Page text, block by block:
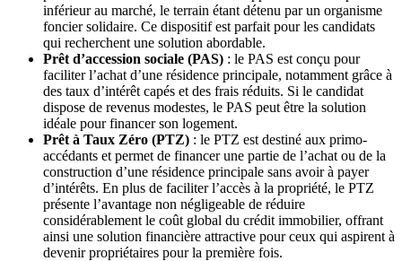
inférieur au marché, le terrain étant détenu par un organisme
foncier solidaire. Ce dispositif est parfait pour les candidats
qui recherchent une solution abordable.
Prêt d’accession sociale (PAS) : le PAS est conçu pour
faciliter l’achat d’une résidence principale, notamment grâce à
des taux d’intérêt capés et des frais réduits. Si le candidat
dispose de revenus modestes, le PAS peut être la solution
idéale pour financer son logement.
Prêt à Taux Zéro (PTZ) : le PTZ est destiné aux primo-
accédants et permet de financer une partie de l’achat ou de la
construction d’une résidence principale sans avoir à payer
d’intérêts. En plus de faciliter l’accès à la propriété, le PTZ
présente l’avantage non négligeable de réduire
considérablement le coût global du crédit immobilier, offrant
ainsi une solution financière attractive pour ceux qui aspirent à
devenir propriétaires pour la première fois.